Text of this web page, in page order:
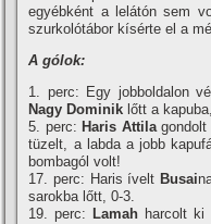
egyébként a lelátón sem
szurkolótábor kí­sérte el a
A gólok:
1. perc: Egy jobboldalon
Nagy Dominik lőtt a
5. perc: Haris Attilagondolt
tüzelt, a labda a jobb
bombagól volt!
17. perc: Haris í­velt Busai
sarokba lőtt, 0-3.
19. perc: Lamah harcolt ki